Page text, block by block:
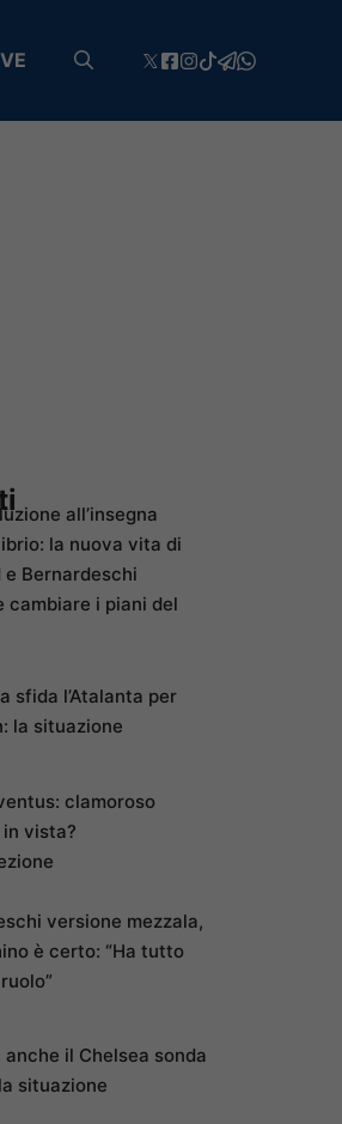
all’insegna
la nuova vita di
e Bernardeschi
cambiare i piani del
sfida l’Atalanta per
la situazione
clamoroso
vista?
versione mezzala,
è certo: “Ha tutto
anche il Chelsea sonda
situazione